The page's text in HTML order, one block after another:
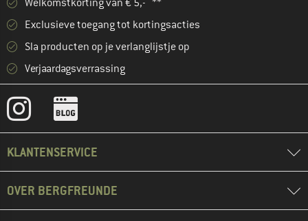
Welkomstkorting van € 5,- **
Exclusieve toegang tot kortingsacties
Sla producten op je verlanglijstje op
Verjaardagsverrassing
KLANTENSERVICE
OVER BERGFREUNDE